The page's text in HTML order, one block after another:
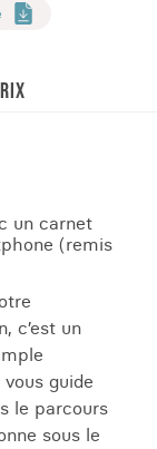
un carnet
(remis
c’est un
guide
le parcours
sous le